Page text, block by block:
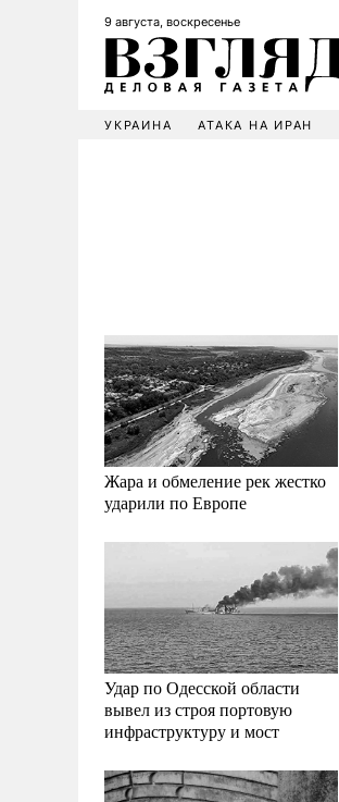
9 августа, воскресенье
УКРАИНА АТАКА НА ИРАН
Жара и обмеление рек жестко
ударили по Европе
Удар по Одесской области
вывел из строя портовую
инфраструктуру и мост